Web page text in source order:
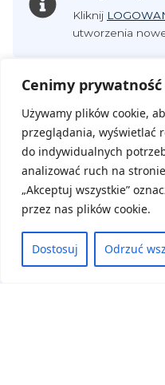
Cenimy
Używamy plików cookie,
przeglądania, wyświetlać
do indywidualnych
analizować ruch na
„Akceptuj wszystkie”
przez nas plików cookie.
Dostosuj Odrzuć
Kliknij
utworzenia
Na skróty